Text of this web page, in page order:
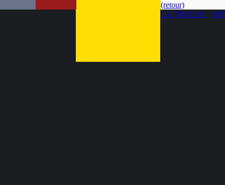
(retour)
LA TROUPE